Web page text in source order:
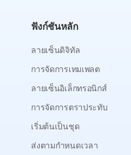
ฟังก์ชันหลัก
ลายเซ็นดิจิทัล
การจัดการเทมเพลต
ลายเซ็นอิเล็กทรอนิกส์
การจัดการตราประทับ
เริ่มต้นเป็นชุด
ส่งตามกำหนดเวลา